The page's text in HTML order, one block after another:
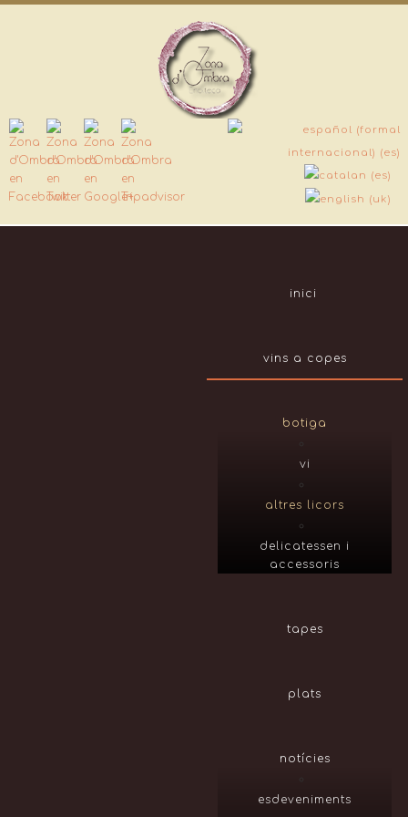
inici
vins a copes
botiga
vi
altres licors
delicatessen i
accessoris
tapes
plats
notícies
esdeveniments